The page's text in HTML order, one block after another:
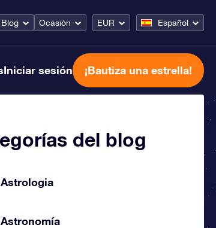
Blog Ocasión EUR Español
Iniciar sesión ¡Bautiza una estrella!
del blog
Astrologia
Astronomía